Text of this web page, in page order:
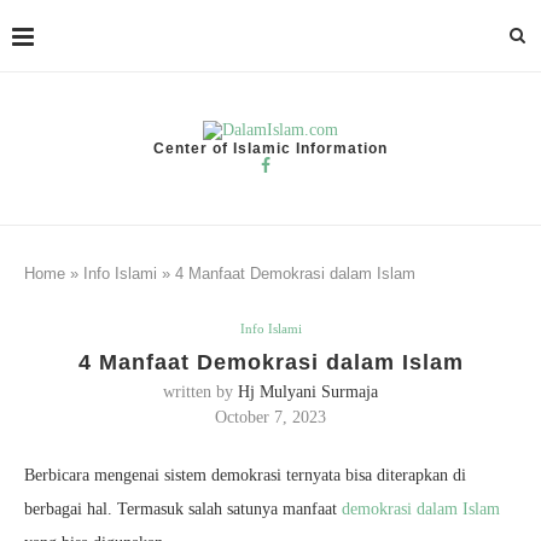
Center of Islamic Information
Home » Info Islami » 4 Manfaat Demokrasi dalam Islam
Info Islami
4 Manfaat Demokrasi dalam Islam
written by Hj Mulyani Surmaja
October 7, 2023
Berbicara mengenai sistem demokrasi ternyata bisa diterapkan di
berbagai hal. Termasuk salah satunya manfaat demokrasi dalam Islam